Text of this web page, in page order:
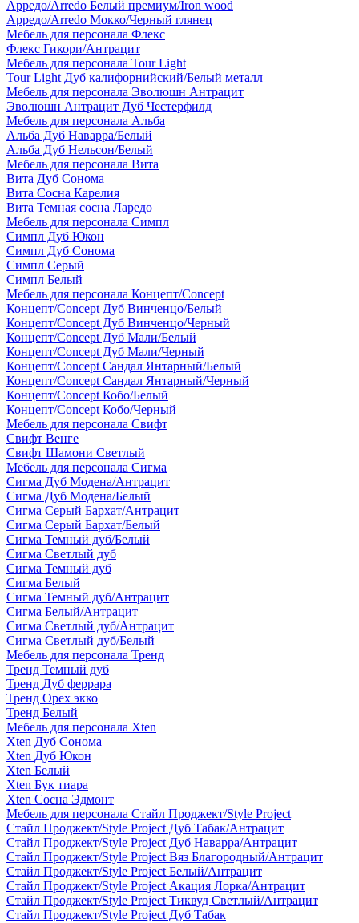
Арредо/Arredo Белый премиум/Iron wood
Арредо/Arredo Мокко/Черный глянец
Мебель для персонала Флекс
Флекс Гикори/Антрацит
Мебель для персонала Tour Light
Tour Light Дуб калифорнийский/Белый металл
Мебель для персонала Эволюшн Антрацит
Эволюшн Антрацит Дуб Честерфилд
Мебель для персонала Альба
Альба Дуб Наварра/Белый
Альба Дуб Нельсон/Белый
Мебель для персонала Вита
Вита Дуб Сонома
Вита Сосна Карелия
Вита Темная сосна Ларедо
Мебель для персонала Симпл
Симпл Дуб Юкон
Симпл Дуб Сонома
Симпл Серый
Симпл Белый
Мебель для персонала Концепт/Concept
Концепт/Concept Дуб Винченцо/Белый
Концепт/Concept Дуб Винченцо/Черный
Концепт/Concept Дуб Мали/Белый
Концепт/Concept Дуб Мали/Черный
Концепт/Concept Сандал Янтарный/Белый
Концепт/Concept Сандал Янтарный/Черный
Концепт/Concept Кобо/Белый
Концепт/Concept Кобо/Черный
Мебель для персонала Свифт
Свифт Венге
Свифт Шамони Светлый
Мебель для персонала Сигма
Сигма Дуб Модена/Антрацит
Сигма Дуб Модена/Белый
Сигма Серый Бархат/Антрацит
Сигма Серый Бархат/Белый
Сигма Темный дуб/Белый
Сигма Светлый дуб
Сигма Темный дуб
Сигма Белый
Сигма Темный дуб/Антрацит
Сигма Белый/Антрацит
Сигма Светлый дуб/Антрацит
Сигма Светлый дуб/Белый
Мебель для персонала Тренд
Тренд Темный дуб
Тренд Дуб феррара
Тренд Орех экко
Тренд Белый
Мебель для персонала Xten
Xten Дуб Сонома
Xten Дуб Юкон
Xten Белый
Xten Бук тиара
Xten Сосна Эдмонт
Мебель для персонала Стайл Проджект/Style Project
Стайл Проджект/Style Project Дуб Табак/Антрацит
Стайл Проджект/Style Project Дуб Наварра/Антрацит
Стайл Проджект/Style Project Вяз Благородный/Антрацит
Стайл Проджект/Style Project Белый/Антрацит
Стайл Проджект/Style Project Акация Лорка/Антрацит
Стайл Проджект/Style Project Тиквуд Светлый/Антрацит
Стайл Проджект/Style Project Дуб Табак